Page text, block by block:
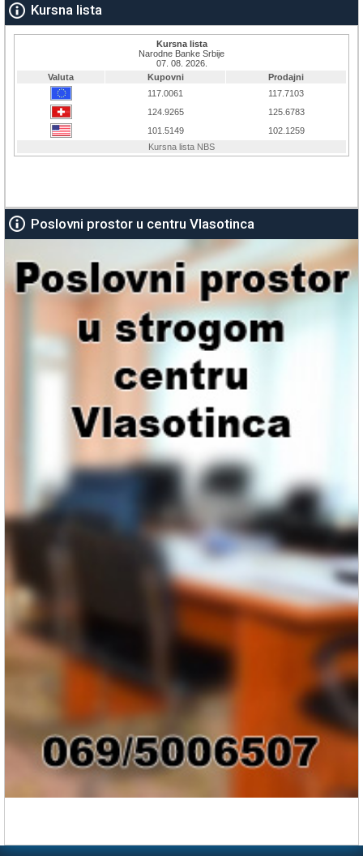
Kursna lista
Poslovni prostor u centru Vlasotinca